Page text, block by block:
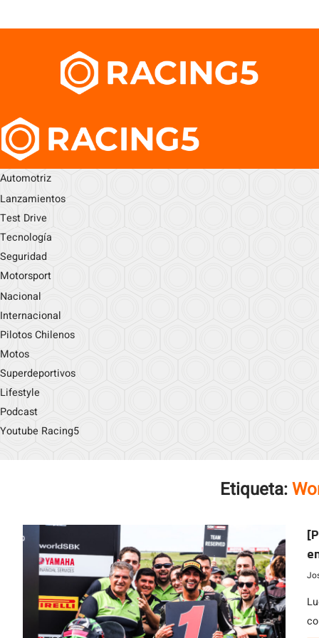
Automotriz
Lanzamientos
Test Drive
Tecnología
Seguridad
Motorsport
Nacional
Internacional
Pilotos Chilenos
Motos
Superdeportivos
Lifestyle
Podcast
Youtube Racing5
Etiqueta: